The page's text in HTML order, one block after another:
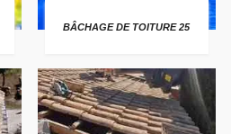
BÂCHAGE DE TOITURE 25